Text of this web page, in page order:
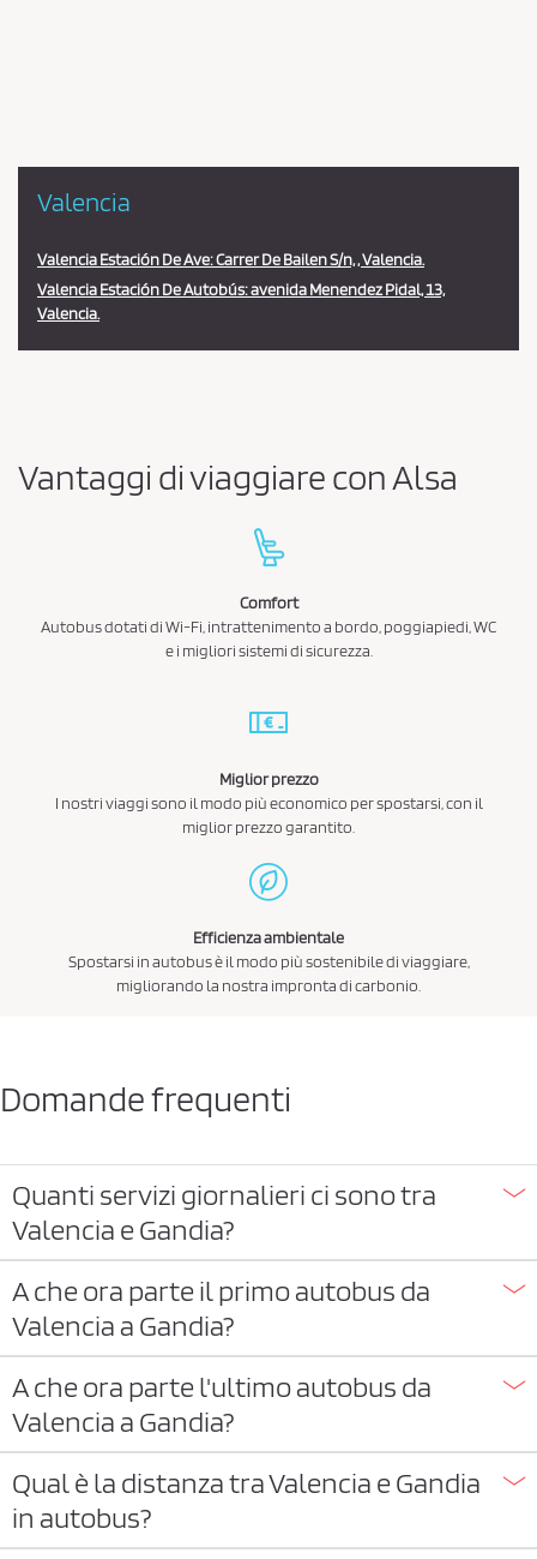
Valencia
Valencia Estación De Ave: Carrer De Bailen S/n, , Valencia.
Valencia Estación De Autobús: avenida Menendez Pidal, 13,
Valencia.
Vantaggi di viaggiare con Alsa
Comfort
Autobus dotati di Wi-Fi, intrattenimento a bordo, poggiapiedi, WC
e i migliori sistemi di sicurezza.
Miglior prezzo
I nostri viaggi sono il modo più economico per spostarsi, con il
miglior prezzo garantito.
Efficienza ambientale
Spostarsi in autobus è il modo più sostenibile di viaggiare,
migliorando la nostra impronta di carbonio.
Domande frequenti
Quanti servizi giornalieri ci sono tra
Valencia e Gandia?
A che ora parte il primo autobus da
Valencia a Gandia?
A che ora parte l'ultimo autobus da
Valencia a Gandia?
Qual è la distanza tra Valencia e Gandia
in autobus?